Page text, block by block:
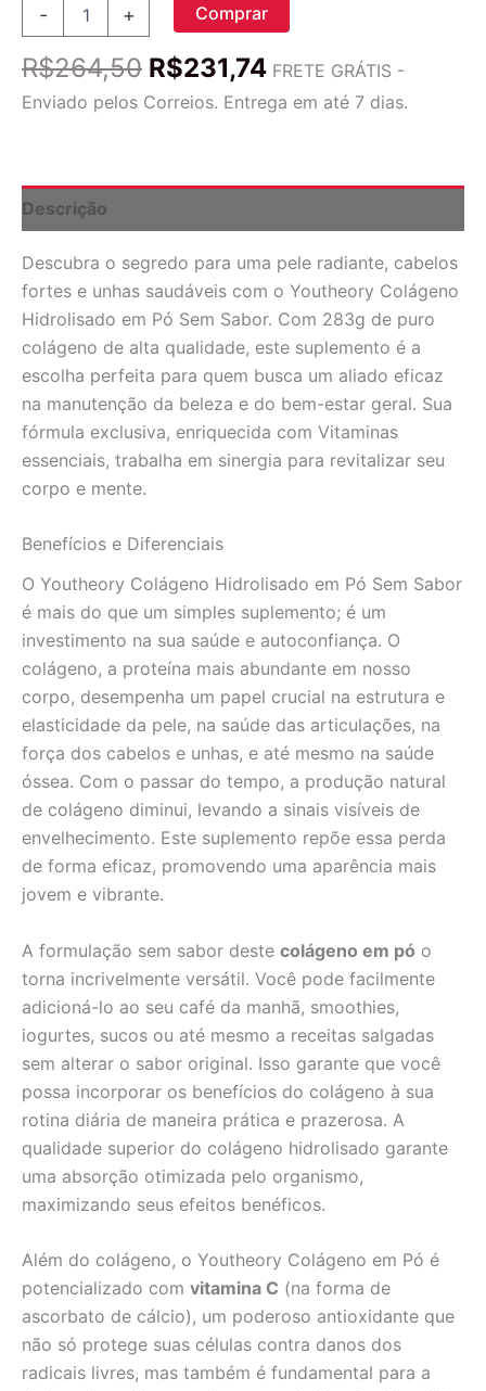
-
Colágeno
em
Sem
Vitalidade
e
de
Dentro
Fora
quantidade
+ Comprar
R$264,50 O
preço
R$264,50.
R$231,74O
preço
atual
R$231,74.
FRETE GRÁTIS -
Enviado pelos Correios. Entrega em até 7 dias.
Descrição
Descubra o segredo para uma pele radiante, cabelos
fortes e unhas saudáveis com o Youtheory Colágeno
Hidrolisado em Pó Sem Sabor. Com 283g de puro
colágeno de alta qualidade, este suplemento é a
escolha perfeita para quem busca um aliado eficaz
na manutenção da beleza e do bem-estar geral. Sua
fórmula exclusiva, enriquecida com Vitaminas
essenciais, trabalha em sinergia para revitalizar seu
corpo e mente.
Benefícios e Diferenciais
O Youtheory Colágeno Hidrolisado em Pó Sem Sabor
é mais do que um simples suplemento; é um
investimento na sua saúde e autoconfiança. O
colágeno, a proteína mais abundante em nosso
corpo, desempenha um papel crucial na estrutura e
elasticidade da pele, na saúde das articulações, na
força dos cabelos e unhas, e até mesmo na saúde
óssea. Com o passar do tempo, a produção natural
de colágeno diminui, levando a sinais visíveis de
envelhecimento. Este suplemento repõe essa perda
de forma eficaz, promovendo uma aparência mais
jovem e vibrante.
A formulação sem sabor deste colágeno em pó o
torna incrivelmente versátil. Você pode facilmente
adicioná-lo ao seu café da manhã, smoothies,
iogurtes, sucos ou até mesmo a receitas salgadas
sem alterar o sabor original. Isso garante que você
possa incorporar os benefícios do colágeno à sua
rotina diária de maneira prática e prazerosa. A
qualidade superior do colágeno hidrolisado garante
uma absorção otimizada pelo organismo,
maximizando seus efeitos benéficos.
Além do colágeno, o Youtheory Colágeno em Pó é
potencializado com vitamina C (na forma de
ascorbato de cálcio), um poderoso antioxidante que
não só protege suas células contra danos dos
radicais livres, mas também é fundamental para a